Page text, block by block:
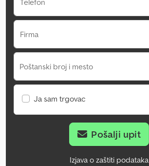
Telefon
Firma
Poštanski broj i mesto
Ja sam trgovac
Pošalji upit
Izjava o zaštiti podataka